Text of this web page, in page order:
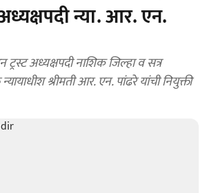
न्या. आर. एन.
ट्रस्ट अध्यक्षपदी नाशिक जिल्हा व सत्र
श्रीमती आर. एन. पांढरे यांची नियुक्ती